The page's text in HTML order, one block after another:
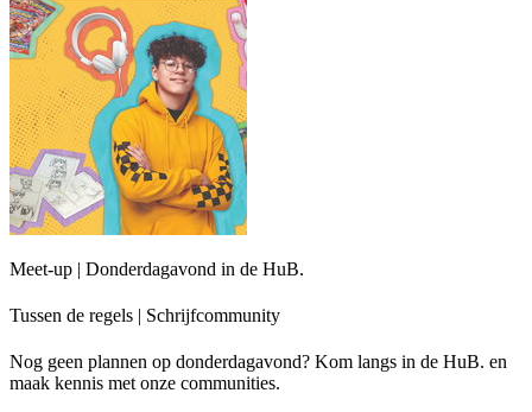
Meet-up | Donderdagavond in de HuB.
Tussen de regels | Schrijfcommunity
Nog geen plannen op donderdagavond? Kom langs in de HuB. en
maak kennis met onze communities.